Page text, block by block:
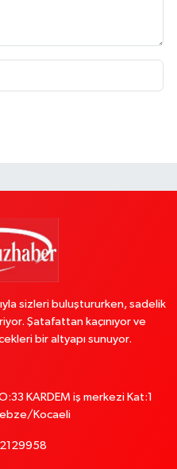
sizleri buluştururken, sadelik
Şatafattan kaçınıyor ve
bir altyapı sunuyor.
KARDEM iş merkezi Kat:1
Kocaeli